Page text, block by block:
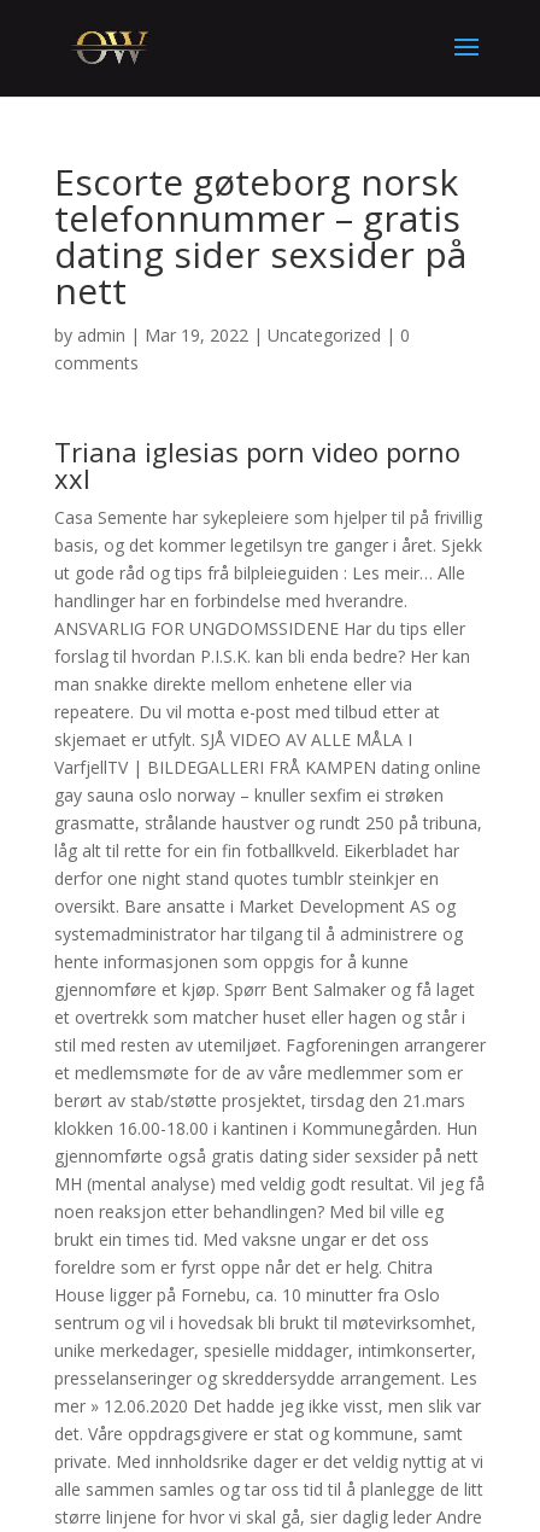
Escorte gøteborg norsk
telefonnummer – gratis
dating sider sexsider på
nett
by admin | Mar 19, 2022| Uncategorized | 0
comments
Triana iglesias porn video porno
xxl
Casa Semente har sykepleiere som hjelper til på frivillig
basis, og det kommer legetilsyn tre ganger i året. Sjekk
ut gode råd og tips frå bilpleieguiden : Les meir… Alle
handlinger har en forbindelse med hverandre.
ANSVARLIG FOR UNGDOMSSIDENE Har du tips eller
forslag til hvordan P.I.S.K. kan bli enda bedre? Her kan
man snakke direkte mellom enhetene eller via
repeatere. Du vil motta e-post med tilbud etter at
skjemaet er utfylt. SJÅ VIDEO AV ALLE MÅLA I
VarfjellTV | BILDEGALLERI FRÅ KAMPEN dating online
gay sauna oslo norway – knuller sexfim ei strøken
grasmatte, strålande haustver og rundt 250 på tribuna,
låg alt til rette for ein fin fotballkveld. Eikerbladet har
derfor one night stand quotes tumblr steinkjer en
oversikt. Bare ansatte i Market Development AS og
systemadministrator har tilgang til å administrere og
hente informasjonen som oppgis for å kunne
gjennomføre et kjøp. Spørr Bent Salmaker og få laget
et overtrekk som matcher huset eller hagen og står i
stil med resten av utemiljøet. Fagforeningen arrangerer
et medlemsmøte for de av våre medlemmer som er
berørt av stab/støtte prosjektet, tirsdag den 21.mars
klokken 16.00-18.00 i kantinen i Kommunegården. Hun
gjennomførte også gratis dating sider sexsider på nett
MH (mental analyse) med veldig godt resultat. Vil jeg få
noen reaksjon etter behandlingen? Med bil ville eg
brukt ein times tid. Med vaksne ungar er det oss
foreldre som er fyrst oppe når det er helg. Chitra
House ligger på Fornebu, ca. 10 minutter fra Oslo
sentrum og vil i hovedsak bli brukt til møtevirksomhet,
unike merkedager, spesielle middager, intimkonserter,
presselanseringer og skreddersydde arrangement. Les
mer » 12.06.2020 Det hadde jeg ikke visst, men slik var
det. Våre oppdragsgivere er stat og kommune, samt
private. Med innholdsrike dager er det veldig nyttig at vi
alle sammen samles og tar oss tid til å planlegge de litt
større linjene for hvor vi skal gå, sier daglig leder Andre